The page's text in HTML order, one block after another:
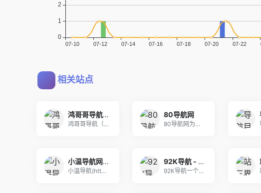
相关站点
鸿哥哥导航-中文网站免费收录目录 | 资源大全
鸿哥哥导航（www.hggdh.com）专注收录
80导航网
80导航网为您提供网站分类目录索引及网址大全库的
小温导航网-免费收录正规网站 网址链接大全收录网 免费网站收录 收录提交入
小温导航(https://www.xwdh8.c
92K导航 - 免费自动秒收录网址导航
92K导航一个免费自动收录优秀网站的网址导航，为